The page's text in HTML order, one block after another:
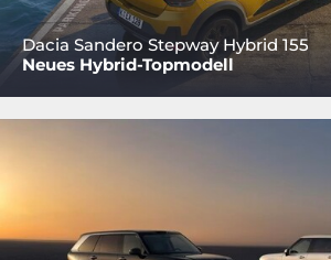
Dacia Sandero Stepway Hybrid 155
Neues Hybrid-Topmodell